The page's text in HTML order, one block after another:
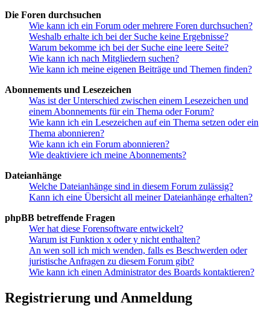
Die Foren durchsuchen
Wie kann ich ein Forum oder mehrere Foren durchsuchen?
Weshalb erhalte ich bei der Suche keine Ergebnisse?
Warum bekomme ich bei der Suche eine leere Seite?
Wie kann ich nach Mitgliedern suchen?
Wie kann ich meine eigenen Beiträge und Themen finden?
Abonnements und Lesezeichen
Was ist der Unterschied zwischen einem Lesezeichen und
einem Abonnements für ein Thema oder Forum?
Wie kann ich ein Lesezeichen auf ein Thema setzen oder ein
Thema abonnieren?
Wie kann ich ein Forum abonnieren?
Wie deaktiviere ich meine Abonnements?
Dateianhänge
Welche Dateianhänge sind in diesem Forum zulässig?
Kann ich eine Übersicht all meiner Dateianhänge erhalten?
phpBB betreffende Fragen
Wer hat diese Forensoftware entwickelt?
Warum ist Funktion x oder y nicht enthalten?
An wen soll ich mich wenden, falls es Beschwerden oder
juristische Anfragen zu diesem Forum gibt?
Wie kann ich einen Administrator des Boards kontaktieren?
Registrierung und Anmeldung